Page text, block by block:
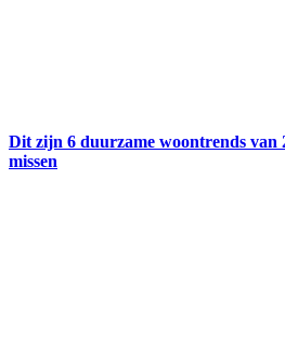
Dit zijn 6 duurzame woontrends van
missen